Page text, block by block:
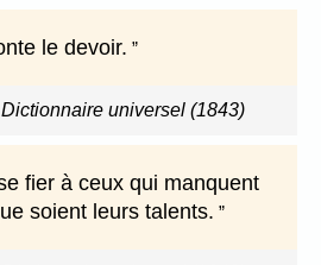
le devoir.
Dictionnaire universel (1843)
fier à ceux qui manquent
soient leurs talents.